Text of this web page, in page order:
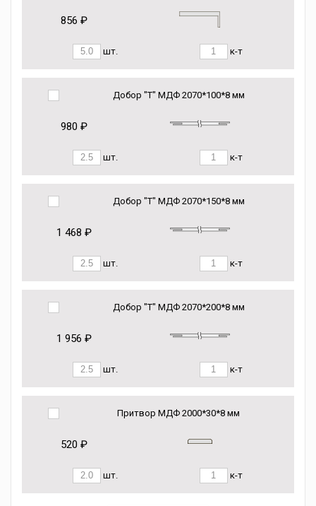
856 ₽
шт. к-т
Добор "Т" МДФ 2070*100*8 мм
980 ₽
шт. к-т
Добор "Т" МДФ 2070*150*8 мм
1 468 ₽
шт. к-т
Добор "Т" МДФ 2070*200*8 мм
1 956 ₽
шт. к-т
Притвор МДФ 2000*30*8 мм
520 ₽
шт. к-т